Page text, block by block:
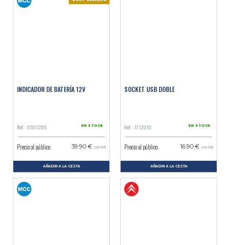
INDICADOR DE BATERÍA 12V
Ref. : 0501200 EN STOCK
Precio al público 39.90 € con IVA
AÑADIR A LA CESTA
SOCKET USB DOBLE
Ref. : 1712010 EN STOCK
Precio al público 16.90 € con IVA
AÑADIR A LA CESTA